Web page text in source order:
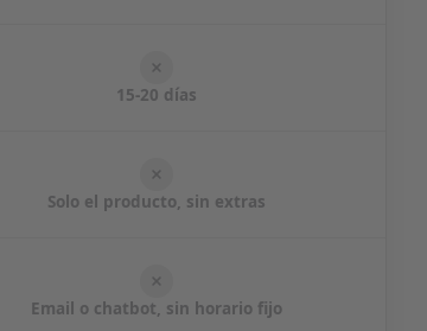
15-20 días
Solo el producto, sin extras
Email o chatbot, sin horario fijo